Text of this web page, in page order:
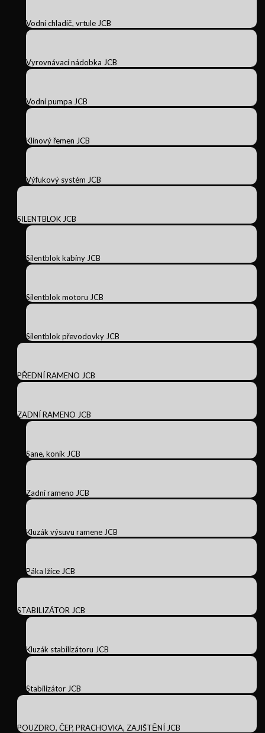
Vodní chladič, vrtule JCB
Vyrovnávací nádobka JCB
Vodní pumpa JCB
Klínový řemen JCB
Výfukový systém JCB
SILENTBLOK JCB
Silentblok kabíny JCB
Silentblok motoru JCB
Silentblok převodovky JCB
PŘEDNÍ RAMENO JCB
ZADNÍ RAMENO JCB
Sane, koník JCB
Zadní rameno JCB
Kluzák výsuvu ramene JCB
Páka lžíce JCB
STABILIZÁTOR JCB
Kluzák stabilizátoru JCB
Stabilizátor JCB
POUZDRO, ČEP, PRACHOVKA, ZAJIŠTĚNÍ JCB